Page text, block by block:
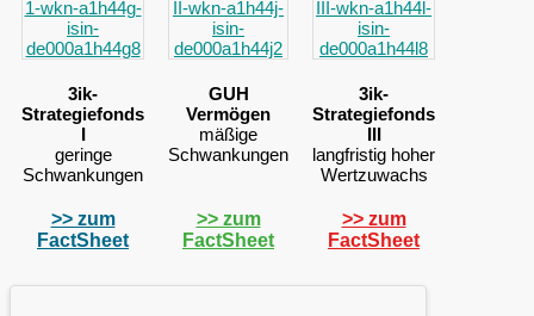
3ik-
Strategiefonds
I
geringe
Schwankungen
GUH
Vermögen
mäßige
Schwankungen
3ik-
Strategiefonds
III
langfristig hoher
Wertzuwachs
>> zum
FactSheet
>> zum
FactSheet
>> zum
FactSheet